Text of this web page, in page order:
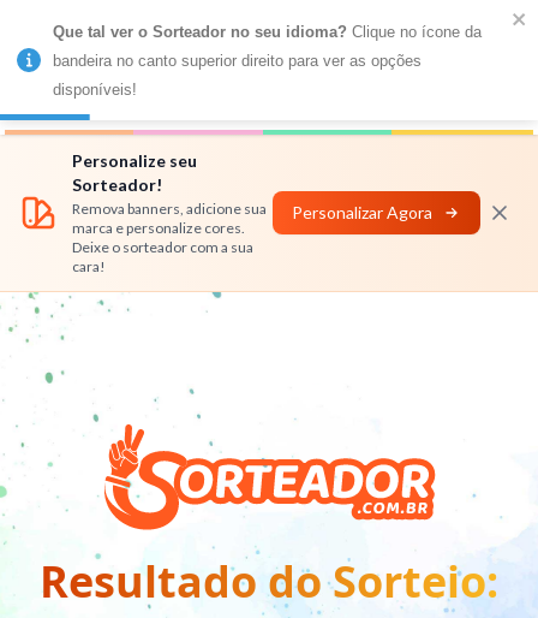
MENU
Números
Personalize seu
Sorteador!
Remova banners, adicione sua
marca e personalize cores.
Deixe o sorteador com a sua
cara!
Personalizar Agora
Resultado do Sorteio:
Que tal ver o Sorteador no seu idioma? Clique no ícone da
bandeira no canto superior direito para ver as opções
disponíveis!